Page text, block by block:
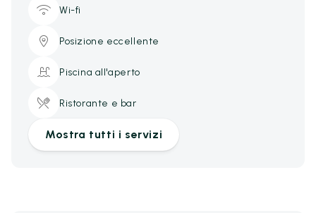
Wi-fi
Posizione eccellente
Piscina all'aperto
Ristorante e bar
Mostra tutti i servizi